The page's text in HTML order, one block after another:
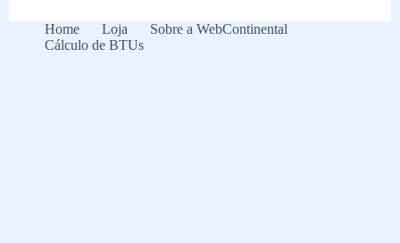
condicionado:
conheça!
Home Loja
Sobre a WebContinental
Cálculo de BTUs